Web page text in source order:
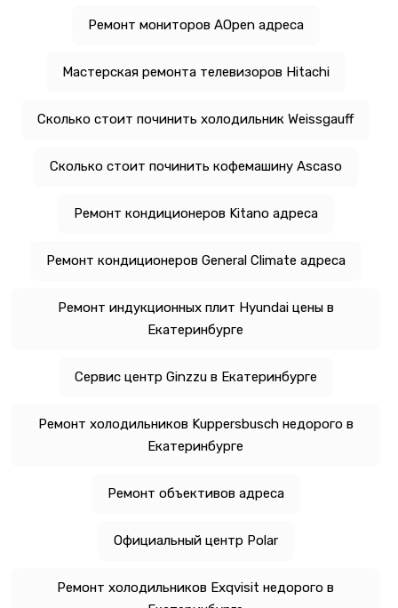
Ремонт мониторов AOpen адреса
Мастерская ремонта телевизоров Hitachi
Сколько стоит починить холодильник Weissgauff
Сколько стоит починить кофемашину Ascaso
Ремонт кондиционеров Kitano адреса
Ремонт кондиционеров General Climate адреса
Ремонт индукционных плит Hyundai цены в
Екатеринбурге
Сервис центр Ginzzu в Екатеринбурге
Ремонт холодильников Kuppersbusch недорого в
Екатеринбурге
Ремонт объективов адреса
Официальный центр Polar
Ремонт холодильников Exqvisit недорого в